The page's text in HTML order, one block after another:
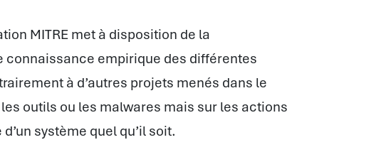
MITRE met à disposition de la
empirique des différentes
à d’autres projets menés dans le
outils ou les malwares mais sur les actions
système quel qu’il soit.